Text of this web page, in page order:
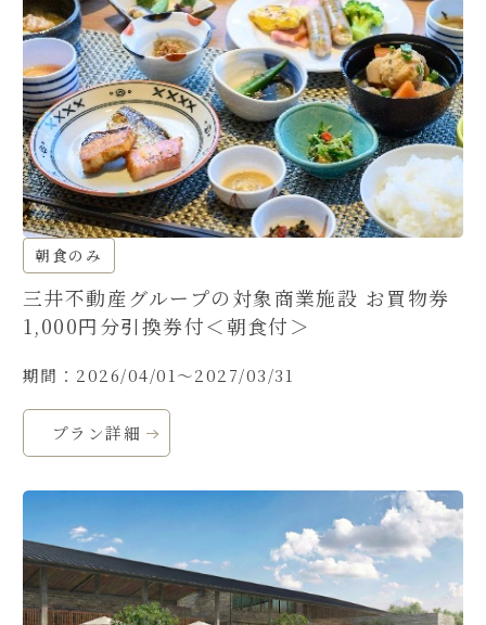
朝食のみ
三井不動産グループの対象商業施設 お買物券
1,000円分引換券付＜朝食付＞
期間：2026/04/01～2027/03/31
プラン詳細